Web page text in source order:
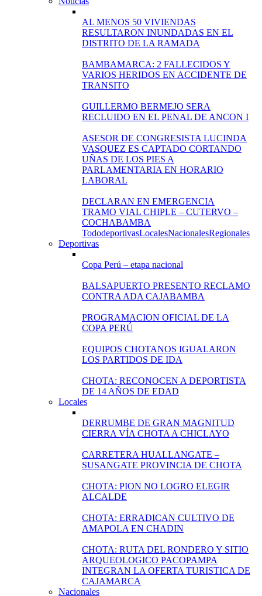
AL MENOS 50 VIVIENDAS
RESULTARON INUNDADAS EN EL
DISTRITO DE LA RAMADA
BAMBAMARCA: 2 FALLECIDOS Y
VARIOS HERIDOS EN ACCIDENTE DE
TRANSITO
GUILLERMO BERMEJO SERA
RECLUIDO EN EL PENAL DE ANCON I
ASESOR DE CONGRESISTA LUCINDA
VASQUEZ ES CAPTADO CORTANDO
UÑAS DE LOS PIES A
PARLAMENTARIA EN HORARIO
LABORAL
DECLARAN EN EMERGENCIA
TRAMO VIAL CHIPLE – CUTERVO –
COCHABAMBA
TododeportivasLocalesNacionalesRegionales
Deportivas
Copa Perú – etapa nacional
BALSAPUERTO PRESENTO RECLAMO
CONTRA ADA CAJABAMBA
PROGRAMACION OFICIAL DE LA
COPA PERÚ
EQUIPOS CHOTANOS IGUALARON
LOS PARTIDOS DE IDA
CHOTA: RECONOCEN A DEPORTISTA
DE 14 AÑOS DE EDAD
Locales
DERRUMBE DE GRAN MAGNITUD
CIERRA VÍA CHOTA A CHICLAYO
CARRETERA HUALLANGATE –
SUSANGATE PROVINCIA DE CHOTA
CHOTA: PION NO LOGRO ELEGIR
ALCALDE
CHOTA: ERRADICAN CULTIVO DE
AMAPOLA EN CHADIN
CHOTA: RUTA DEL RONDERO Y SITIO
ARQUEOLOGICO PACOPAMPA
INTEGRAN LA OFERTA TURISTICA DE
CAJAMARCA
Nacionales